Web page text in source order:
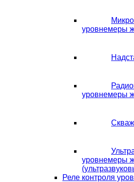
уровнемеры
уровнемеры
уровнемеры
Реле контроля